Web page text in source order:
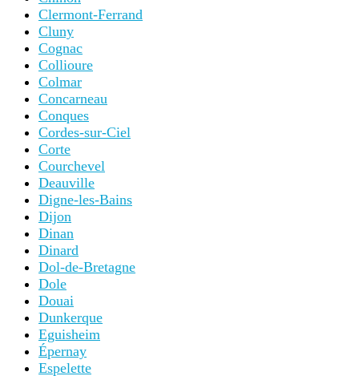
Clermont-Ferrand
Cluny
Cognac
Collioure
Colmar
Concarneau
Conques
Cordes-sur-Ciel
Corte
Courchevel
Deauville
Digne-les-Bains
Dijon
Dinan
Dinard
Dol-de-Bretagne
Dole
Douai
Dunkerque
Eguisheim
Épernay
Espelette